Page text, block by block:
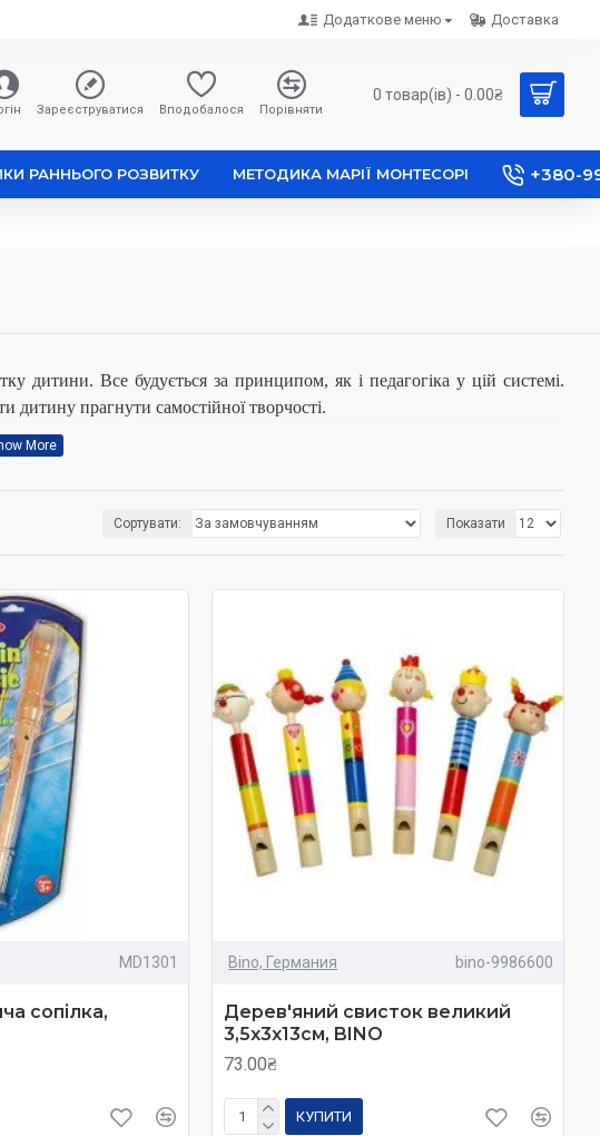
Додаткове меню Доставка
Зареєструватися Вподобалося Порівняти
0 товар(ів) - 0.00₴
РАННЬОГО РОЗВИТКУ МЕТОДИКА МАРІЇ МОНТЕСОРІ +380-
дитини. Все будується за принципом, як і педагогіка у цій системі.
дитину прагнути самостійної творчості.
музичні терміни.
матеріалів, мають приємний звук, без надмірностей у вигляді
духових інструментів до ударних. За принципом методу Марії
набір у вигляді барабана, свистульки та дзвіночків, зможе
до своєї творчості.
що вона благотворно впливає не лише на душу, а й на тіло.
почуття ритму, покращити пам'ять, навчити розрізняти музику різного
нервова система та відмінно стимулюється розвиток мови у
Сортувати: Показати
MD1301
сопілка,
Bino, Германия bino-9986600
Дерев'яний свисток великий
3,5х3х13см, BINO
73.00₴
КУПИТИ